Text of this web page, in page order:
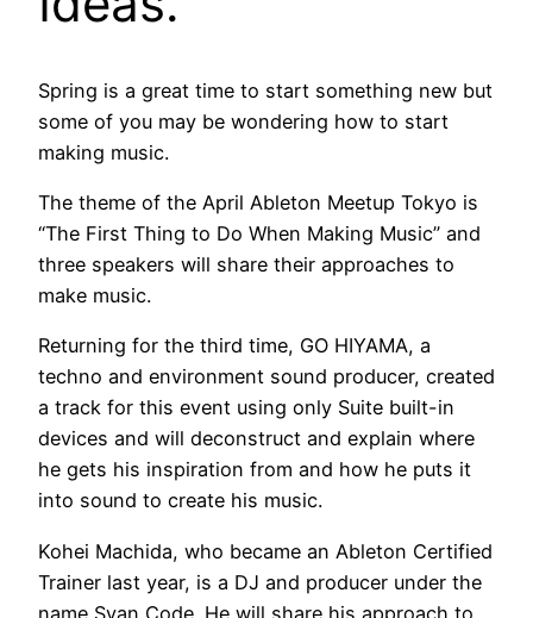
Spring is a great time to start something new but
some of you may be wondering how to start
making music.
The theme of the April Ableton Meetup Tokyo is
“The First Thing to Do When Making Music” and
three speakers will share their approaches to
make music.
Returning for the third time, GO HIYAMA, a
techno and environment sound producer, created
a track for this event using only Suite built-in
devices and will deconstruct and explain where
he gets his inspiration from and how he puts it
into sound to create his music.
Kohei Machida, who became an Ableton Certified
Trainer last year, is a DJ and producer under the
name Svan Code. He will share his approach to